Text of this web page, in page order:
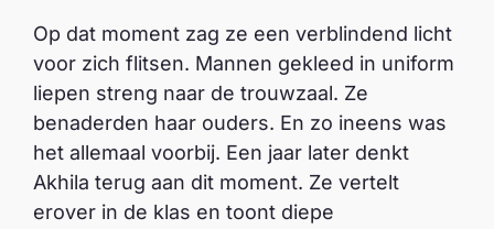
Op dat moment zag ze een verblindend licht
voor zich flitsen. Mannen gekleed in uniform
liepen streng naar de trouwzaal. Ze
benaderden haar ouders. En zo ineens was
het allemaal voorbij. Een jaar later denkt
Akhila terug aan dit moment. Ze vertelt
erover in de klas en toont diepe